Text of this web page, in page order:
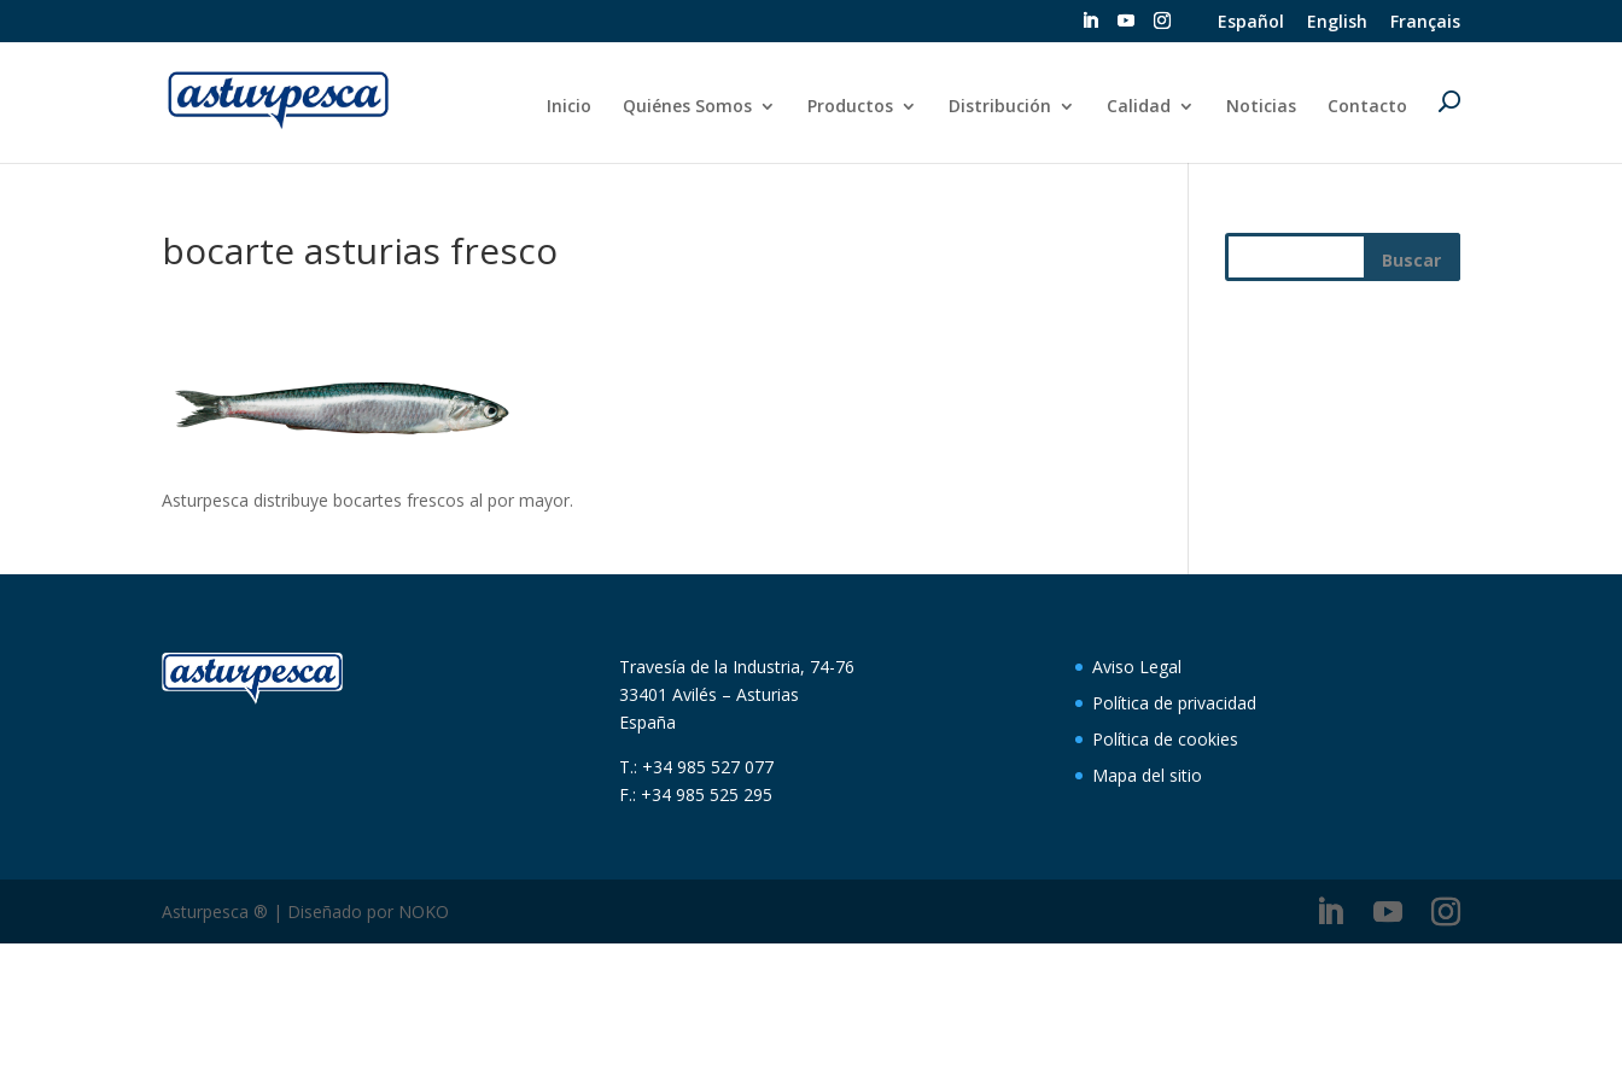
Español English Français
Inicio Quiénes Somos Productos Distribución Calidad Noticias Contacto
bocarte asturias fresco
Asturpesca distribuye bocartes frescos al por mayor.
Travesía de la Industria, 74-76
33401 Avilés – Asturias
España
T.: +34 985 527 077
F.: +34 985 525 295
Aviso Legal
Política de privacidad
Política de cookies
Mapa del sitio
Asturpesca ® | Diseñado por NOKO